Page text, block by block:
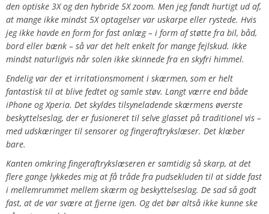
den optiske 3X og den hybride 5X zoom. Men jeg fandt hurtigt ud af,
at mange ikke mindst 5X optagelser var uskarpe eller rystede. Hvis
jeg ikke havde en form for fast anlæg – i form af støtte fra bil, båd,
bord eller bænk – så var det helt enkelt for mange fejlskud. Ikke
mindst naturligvis når solen ikke skinnede fra en skyfri himmel.
Endelig var der et irritationsmoment i skærmen, som er helt
fantastisk til at blive fedtet og samle støv. Langt værre end både
iPhone og Xperia. Det skyldes tilsyneladende skærmens øverste
beskyttelseslag, der er fusioneret til selve glasset på traditionel vis –
med udskæringer til sensorer og fingeraftrykslæser. Det klæber
bare.
Kanten omkring fingeraftrykslæseren er samtidig så skarp, at det
flere gange lykkedes mig at få tråde fra pudsekluden til at sidde fast
i mellemrummet mellem skærm og beskyttelseslag. De sad så godt
fast, at de var svære at fjerne igen. Og det bør altså ikke kunne ske